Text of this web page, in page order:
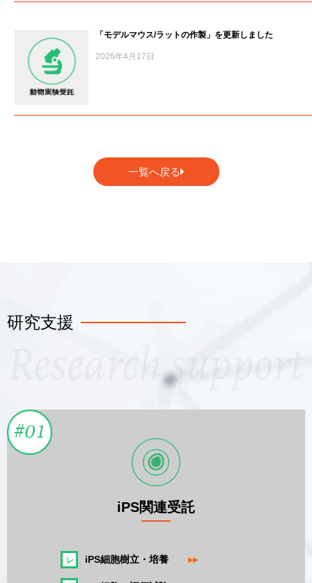
「モデルマウス/ラットの作製」を更新しました
2026年4月17日
一覧へ戻る
研究支援
iPS関連受託
iPS細胞樹立・培養▸▸